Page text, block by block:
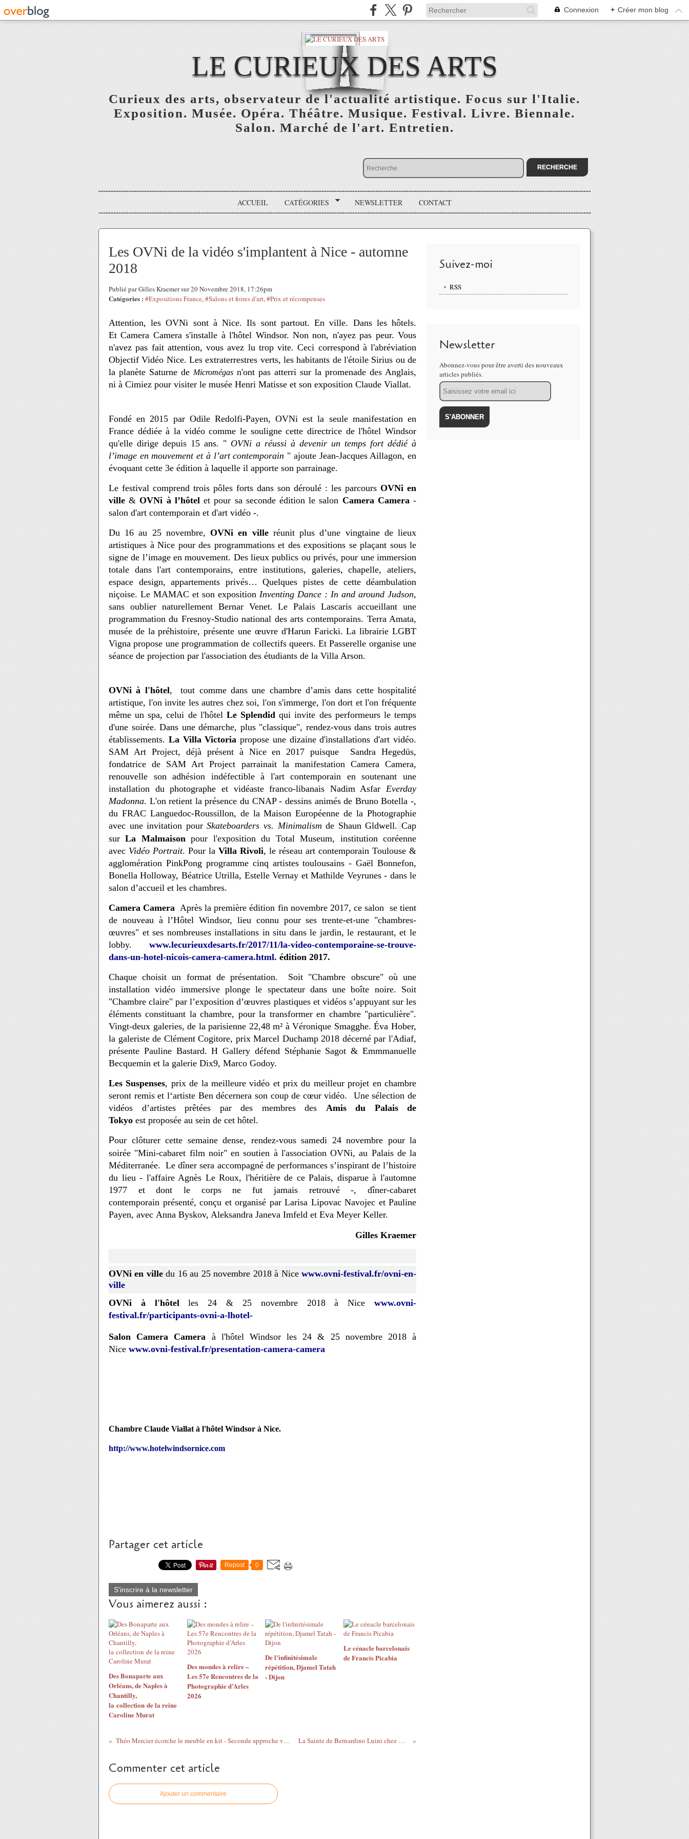
Connexion + Créer mon blog
LE CURIEUX DES ARTS
Curieux des arts, observateur de l'actualité artistique. Focus sur l'Italie.
Exposition. Musée. Opéra. Théâtre. Musique. Festival. Livre. Biennale.
Salon. Marché de l'art. Entretien.
ACCUEIL CATÉGORIES NEWSLETTER CONTACT
Les OVNi de la vidéo s'implantent à Nice - automne
2018
Publié par Gilles Kraemer sur 20 Novembre 2018, 17:26pm
Catégories : #Expositions France,#Salons et foires d'art,#Prix et récompenses
Attention, les OVNi sont à Nice. Ils sont partout. En ville. Dans les hôtels.
Et Camera Camera s'installe à l'hôtel Windsor. Non non, n'ayez pas peur. Vous
n'avez pas fait attention, vous avez lu trop vite. Ceci correspond à l'abréviation
Objectif Vidéo Nice. Les extraterrestres verts, les habitants de l'étoile Sirius ou de
la planète Saturne de Micromégas n'ont pas atterri sur la promenade des Anglais,
ni à Cimiez pour visiter le musée Henri Matisse et son exposition Claude Viallat.
Fondé en 2015 par Odile Redolfi-Payen, OVNi est la seule manifestation en
France dédiée à la vidéo comme le souligne cette directrice de l'hôtel Windsor
qu'elle dirige depuis 15 ans. " OVNi a réussi à devenir un temps fort dédié à
l’image en mouvement et à l’art contemporain " ajoute Jean-Jacques Aillagon, en
évoquant cette 3e édition à laquelle il apporte son parrainage.
Le festival comprend trois pôles forts dans son déroulé : les parcours OVNi en
ville &OVNi à l’hôtelet pour sa seconde édition le salon Camera Camera-
salon d'art contemporain et d'art vidéo -.
Du 16 au 25 novembre,OVNi en villeréunit plus d’une vingtaine de lieux
artistiques à Nice pour des programmations et des expositions se plaçant sous le
signe de l’image en mouvement. Des lieux publics ou privés, pour une immersion
totale dans l'art contemporains, entre institutions, galeries, chapelle, ateliers,
espace design, appartements privés… Quelques pistes de cette déambulation
niçoise. Le MAMAC et son exposition Inventing Dance : In and around Judson,
sans oublier naturellement Bernar Venet. Le Palais Lascaris accueillant une
programmation du Fresnoy-Studio national des arts contemporains. Terra Amata,
musée de la préhistoire, présente une œuvre d'Harun Faricki. La librairie LGBT
Vigna propose une programmation de collectifs queers. Et Passerelle organise une
séance de projection par l'association des étudiants de la Villa Arson.
OVNi à l'hôtel, tout comme dans une chambre d’amis dans cette hospitalité
artistique, l'on invite les autres chez soi, l'on s'immerge, l'on dort et l'on fréquente
même un spa, celui de l'hôtel Le Splendid qui invite des performeurs le temps
d'une soirée. Dans une démarche, plus "classique", rendez-vous dans trois autres
établissements. La Villa Victoria propose une dizaine d'installations d'art vidéo.
SAM Art Project, déjà présent à Nice en 2017 puisque
Sandra Hegedüs,
fondatrice de SAM Art Project parrainait la manifestation Camera Camera,
renouvelle son adhésion indéfectible à l'art contemporain en soutenant une
installation du photographe et vidéaste franco-libanais Nadim Asfar Everday
Madonna. L'on retient la présence du CNAP - dessins animés de Bruno Botella -,
du FRAC Languedoc-Roussillon, de la Maison Européenne de la Photographie
avec une invitation pourSkateboarders vs. Minimalism de Shaun Gldwell. Cap
surLa Malmaisonpour l'exposition du Total Museum, institution coréenne
avec Vidéo Portrait. Pour la Villa Rivoli, le réseau art contemporain Toulouse &
agglomération PinkPong programme cinq artistes toulousains - Gaël Bonnefon,
Bonella Holloway, Béatrice Utrilla, Estelle Vernay et Mathilde Veyrunes - dans le
salon d’accueil et les chambres.
Camera Camera Après la première édition fin novembre 2017, ce salon se tient
de nouveau à l’Hôtel Windsor, lieu connu pour ses trente-et-une "chambres-
œuvres" et ses nombreuses installations in situ dans le jardin, le restaurant, et le
lobby. www.lecurieuxdesarts.fr/2017/11/la-video-contemporaine-se-trouve-
dans-un-hotel-nicois-camera-camera.html. édition 2017.
Chaque choisit un format de présentation. Soit "Chambre obscure" où une
installation vidéo immersive plonge le spectateur dans une boîte noire. Soit
"Chambre claire" par l’exposition d’œuvres plastiques et vidéos s’appuyant sur les
éléments constituant la chambre, pour la transformer en chambre "particulière".
Vingt-deux galeries, de la parisienne 22,48 m² à Véronique Smagghe. Éva Hober,
la galeriste de Clément Cogitore, prix Marcel Duchamp 2018 décerné par l'Adiaf,
présente Pauline Bastard. H Gallery défend Stéphanie Sagot & Emmmanuelle
Becquemin et la galerie Dix9, Marco Godoy.
Les Suspenses, prix de la meilleure vidéo et prix du meilleur projet en chambre
seront remis et l‘artiste Ben décernera son coup de cœur vidéo.
Une sélection de
vidéos d’artistes prêtées par des membres des Amis du Palais de
Tokyo est proposée au sein de cet hôtel.
Pour clôturer cette semaine dense, rendez-vous samedi 24 novembre pour la
soirée "Mini-cabaret film noir" en soutien à l'association OVNi, au Palais de la
Méditerranée. Le dîner sera accompagné de performances s’inspirant de l’histoire
du lieu - l'affaire Agnès Le Roux, l'héritière de ce Palais, disparue à l'automne
1977 et dont le corps ne fut jamais retrouvé -, dîner-cabaret
contemporain présenté, conçu et organisé par Larisa Lipovac Navojec et Pauline
Payen, avec Anna Byskov, Aleksandra Janeva Imfeld et Eva Meyer Keller.
Gilles Kraemer
OVNi en villedu 16 au 25 novembre 2018 à Nicewww.ovni-festival.fr/ovni-en-
ville
OVNi à l'hôtelles 24 & 25 novembre 2018 à Nicewww.ovni-
festival.fr/participants-ovni-a-lhotel-
Salon Camera Camera à l'hôtel Windsor les 24 & 25 novembre 2018 à
Nice www.ovni-festival.fr/presentation-camera-camera
Chambre Claude Viallat à l'hôtel Windsor à Nice.
http://www.hotelwindsornice.com
Partager cet article
Repost 0
S'inscrire à la newsletter
Vous aimerez aussi :
Des Bonaparte aux
Orléans, de Naples à
Chantilly,
la collection de la reine
Caroline Murat
Des mondes à relire –
Les 57e Rencontres de la
Photographie d’Arles
2026
​​​​​​​De l'infinitésimale
répétition, Djamel Tatah
- Dijon
Le cénacle barcelonais
de Francis Picabia
Théo Mercier écorche le meuble en kit - Seconde approche version garage à la ménagerie de verre La Sainte de Bernardino Luini chez Christie's Paris - Résultats
Commenter cet article
Ajouter un commentaire
Suivez-moi
RSS
Newsletter
Abonnez-vous pour être averti des nouveaux
articles publiés.
Email